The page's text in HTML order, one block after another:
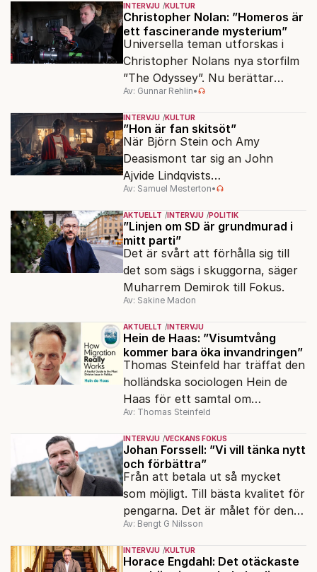
INTERVJU KULTUR
Christopher Nolan: ”Homeros är
ett fascinerande mysterium”
Universella teman utforskas i
Christopher Nolans nya storfilm
”The Odyssey”. Nu berättar
stjärnregissören om
fascinationen för Homeros
klassiska epos.
Av: Gunnar Rehlin•
INTERVJU KULTUR
”Hon är fan skitsöt”
När Björn Stein och Amy
Deasismont tar sig an John
Ajvide Lindqvists
sjöjungfruhistoria ”Sommaren
1985” korsas Saltkråkan med
Stephen King.
Av: Samuel Mesterton•
AKTUELLT INTERVJU POLITIK
”Linjen om SD är grundmurad i
mitt parti”
Det är svårt att förhålla sig till
det som sägs i skuggorna, säger
Muharrem Demirok till Fokus.
Av: Sakine Madon
AKTUELLT INTERVJU
Hein de Haas: ”Visumtvång
kommer bara öka invandringen”
Thomas Steinfeld har träffat den
holländska sociologen Hein de
Haas för ett samtal om
migrationens myter.
Av: Thomas Steinfeld
INTERVJU VECKANS FOKUS
Johan Forssell: ”Vi vill tänka nytt
och förbättra”
Från att betala ut så mycket
som möjligt. Till bästa kvalitet för
pengarna. Det är målet för den
nya biståndspolitiken, enligt
biståndsminister Johan Forssell
(M).
Av: Bengt G Nilsson
INTERVJU KULTUR
Horace Engdahl: Det otäckaste